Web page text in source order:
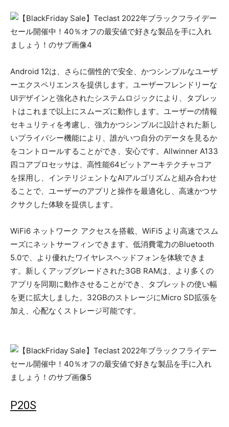
Android 12は、さらに個性的で安全、かつシンプルなユーザ
ーエクスペリエンスを提供します。ユーザーフレンドリーな
UIデザインと強化されたシステムロジックにより、タブレッ
トはこれまで以上にスムーズに動作します。ユーザーの情報
セキュリティを考慮し、強力かつシンプルに設計された新し
いプライバシー機能により、誰がいつ自分のデータを見るか
をコントロールすることができ、安心です。Allwinner A133
四コアプロセッサは、高性能64ビットアーキテクチャコア
を採用し、インテリジェントなAIアルゴリズムと組み合わせ
ることで、ユーザーのアプリと操作を最適化し、高速かつサ
クサクした体験を提供します。
WiFi6 ネットワーク アクセスを搭載、WiFi5 より高速でスム
ーズにネットサーフィンできます。低消費電力のBluetooth
5.0で、より優れたワイヤレスヘッドフォンを体験できま
す。新しくアップグレードされた3GB RAMは、より多くの
アプリを同期に動作させることができ、タブレットの使い幅
を更に拡大しました。32GBのストレージにMicro SD拡張を
加え、心配なくストレージ可能です。
P20S